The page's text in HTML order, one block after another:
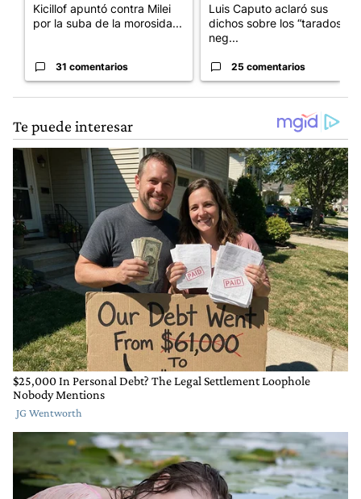
Kicillof apuntó contra Milei
por la suba de la morosida...
31 comentarios
Luis Caputo aclaró sus
dichos sobre los “tarados” y
neg...
25 comentarios